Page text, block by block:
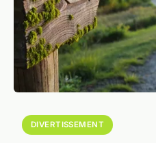
DIVERTISSEMENT